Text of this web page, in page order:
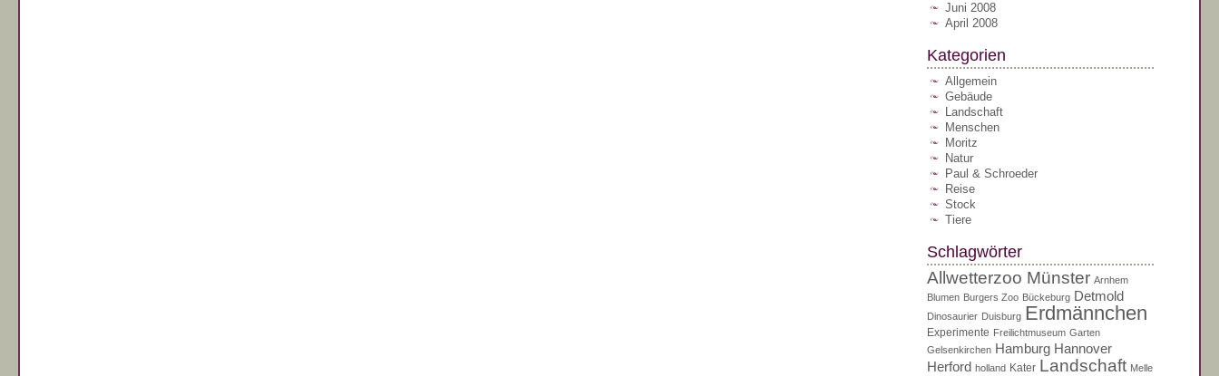
Juni 2008
April 2008
Kategorien
Allgemein
Gebäude
Landschaft
Menschen
Moritz
Natur
Paul & Schroeder
Reise
Stock
Tiere
Schlagwörter
Allwetterzoo Münster Arnhem
Blumen Burgers Zoo Bückeburg Detmold
Dinosaurier Duisburg Erdmännchen
Experimente Freilichtmuseum Garten
Gelsenkirchen Hamburg Hannover
Herford holland Kater Landschaft Melle